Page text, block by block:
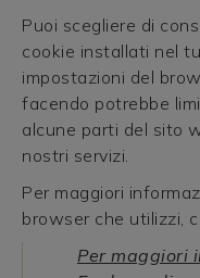
Puoi scegliere di
cookie installati nel
impostazioni del
facendo potrebbe
alcune parti del sito
nostri servizi.
Per maggiori
browser che utilizzi,
Per maggiori